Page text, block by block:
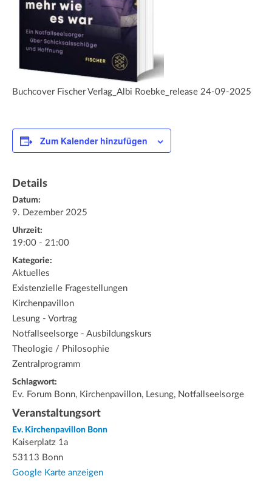
Buchcover Fischer Verlag_Albi Roebke_release 24-09-2025
Zum Kalender hinzufügen
Details
Datum:
9. Dezember 2025
Uhrzeit:
19:00 - 21:00
Kategorie:
Aktuelles
Existenzielle Fragestellungen
Kirchenpavillon
Lesung - Vortrag
Notfallseelsorge - Ausbildungskurs
Theologie / Philosophie
Zentralprogramm
Schlagwort:
Ev. Forum Bonn, Kirchenpavillon, Lesung, Notfallseelsorge
Veranstaltungsort
Ev. Kirchenpavillon Bonn
Kaiserplatz 1a
53113 Bonn
Google Karte anzeigen